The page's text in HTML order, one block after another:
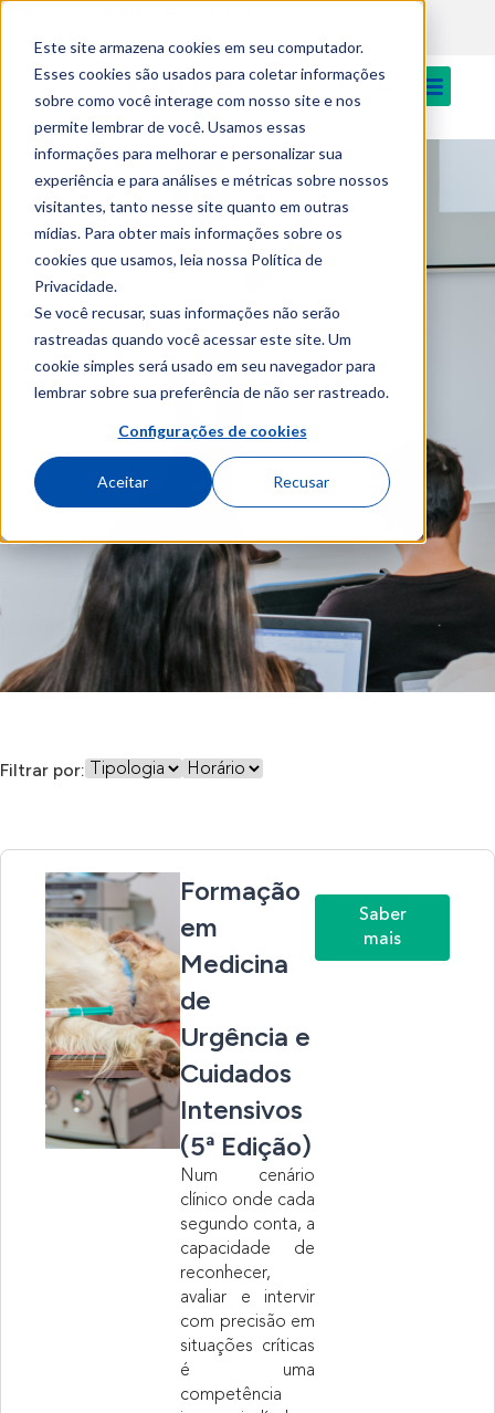
Este site armazena cookies em seu computador.
Esses cookies são usados para coletar informações
sobre como você interage com nosso site e nos
permite lembrar de você. Usamos essas
informações para melhorar e personalizar sua
experiência e para análises e métricas sobre nossos
visitantes, tanto nesse site quanto em outras
mídias. Para obter mais informações sobre os
cookies que usamos, leia nossa Política de
Privacidade.
Se você recusar, suas informações não serão
rastreadas quando você acessar este site. Um
cookie simples será usado em seu navegador para
lembrar sobre sua preferência de não ser rastreado.
Configurações de cookies
Aceitar Recusar
Filtrar por:
Formação
em
Medicina
de
Urgência e
Cuidados
Intensivos
(5ª Edição)
Num cenário
clínico onde cada
segundo conta, a
capacidade de
reconhecer,
avaliar e intervir
com precisão em
situações críticas
é uma
competência
Saber
mais